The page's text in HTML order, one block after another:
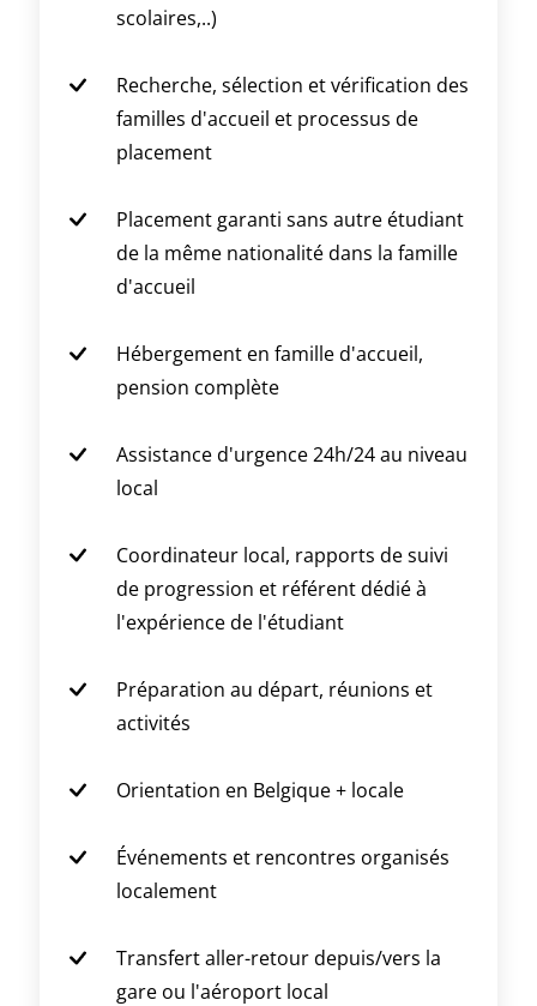
scolaires,..)
Recherche, sélection et vérification des
familles d'accueil et processus de
placement
Placement garanti sans autre étudiant
de la même nationalité dans la famille
d'accueil
Hébergement en famille d'accueil,
pension complète
Assistance d'urgence 24h/24 au niveau
local
Coordinateur local, rapports de suivi
de progression et référent dédié à
l'expérience de l'étudiant
Préparation au départ, réunions et
activités
Orientation en Belgique + locale
Événements et rencontres organisés
localement
Transfert aller-retour depuis/vers la
gare ou l'aéroport local